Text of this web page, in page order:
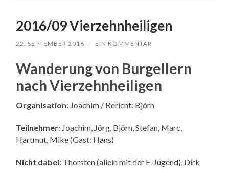
2016/09 Vierzehnheiligen
22. SEPTEMBER 2016 / EIN KOMMENTAR
Wanderung von Burgellern
nach Vierzehnheiligen
Organisation: Joachim / Bericht: Björn
Teilnehmer: Joachim, Jörg, Björn, Stefan, Marc,
Hartmut, Mike (Gast: Hans)
Nicht dabei: Thorsten (allein mit der F-Jugend), Dirk